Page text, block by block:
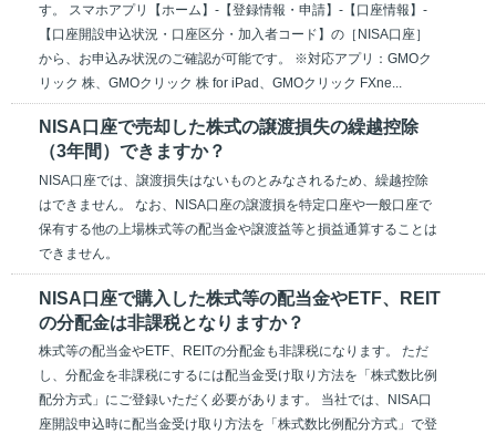
す。 スマホアプリ【ホーム】-【登録情報・申請】-【口座情報】-
【口座開設申込状況・口座区分・加入者コード】の［NISA口座］
から、お申込み状況のご確認が可能です。 ※対応アプリ：GMOク
リック 株、GMOクリック 株 for iPad、GMOクリック FXne...
NISA口座で売却した株式の譲渡損失の繰越控除
（3年間）できますか？
NISA口座では、譲渡損失はないものとみなされるため、繰越控除
はできません。 なお、NISA口座の譲渡損を特定口座や一般口座で
保有する他の上場株式等の配当金や譲渡益等と損益通算することは
できません。
NISA口座で購入した株式等の配当金やETF、REIT
の分配金は非課税となりますか？
株式等の配当金やETF、REITの分配金も非課税になります。 ただ
し、分配金を非課税にするには配当金受け取り方法を「株式数比例
配分方式」にご登録いただく必要があります。 当社では、NISA口
座開設申込時に配当金受け取り方法を「株式数比例配分方式」で登